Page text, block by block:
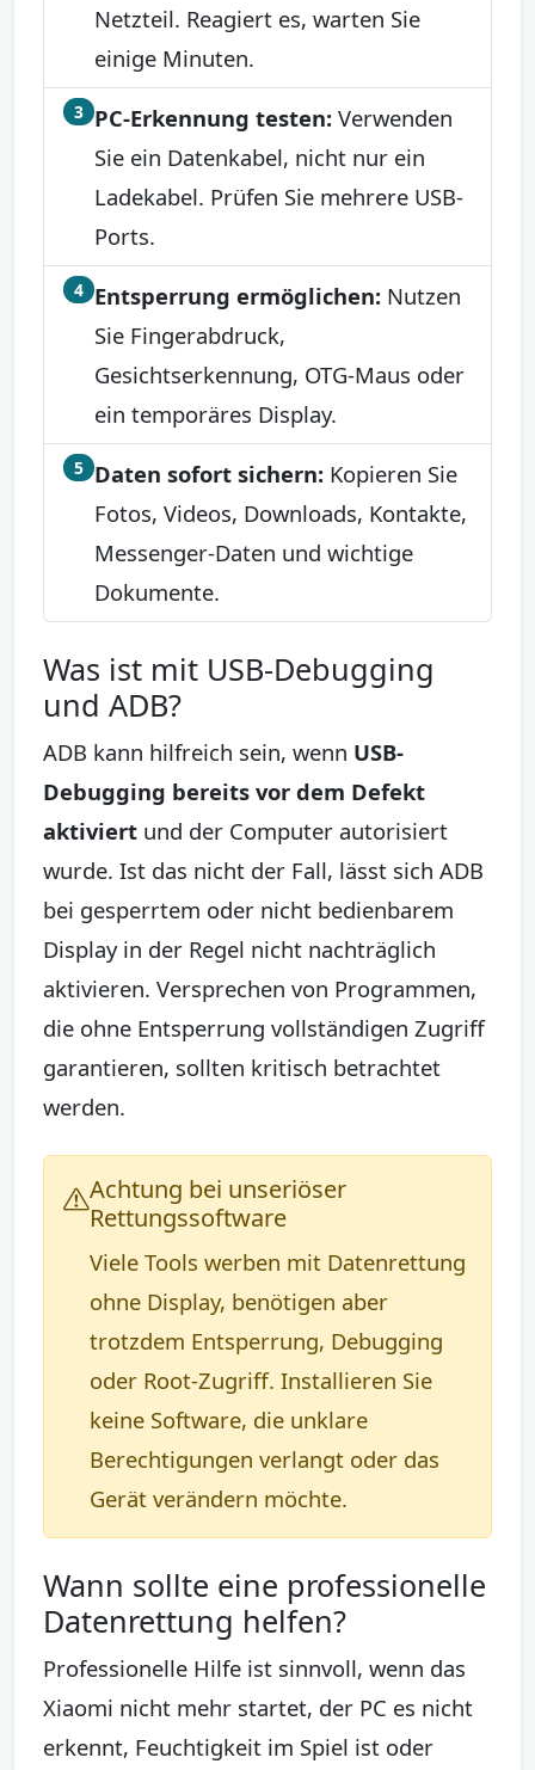
Netzteil. Reagiert es, warten Sie
einige Minuten.
3 PC-Erkennung testen:Verwenden
Sie ein Datenkabel, nicht nur ein
Ladekabel. Prüfen Sie mehrere USB-
Ports.
4 Entsperrung ermöglichen:Nutzen
Sie Fingerabdruck,
Gesichtserkennung, OTG-Maus oder
ein temporäres Display.
5 Daten sofort sichern:Kopieren Sie
Fotos, Videos, Downloads, Kontakte,
Messenger-Daten und wichtige
Dokumente.
Was ist mit USB-Debugging
und ADB?
ADB kann hilfreich sein, wenn USB-
Debugging bereits vor dem Defekt
aktiviert und der Computer autorisiert
wurde. Ist das nicht der Fall, lässt sich ADB
bei gesperrtem oder nicht bedienbarem
Display in der Regel nicht nachträglich
aktivieren. Versprechen von Programmen,
die ohne Entsperrung vollständigen Zugriff
garantieren, sollten kritisch betrachtet
werden.
Achtung bei unseriöser
Rettungssoftware
Viele Tools werben mit Datenrettung
ohne Display, benötigen aber
trotzdem Entsperrung, Debugging
oder Root-Zugriff. Installieren Sie
keine Software, die unklare
Berechtigungen verlangt oder das
Gerät verändern möchte.
Wann sollte eine professionelle
Datenrettung helfen?
Professionelle Hilfe ist sinnvoll, wenn das
Xiaomi nicht mehr startet, der PC es nicht
erkennt, Feuchtigkeit im Spiel ist oder